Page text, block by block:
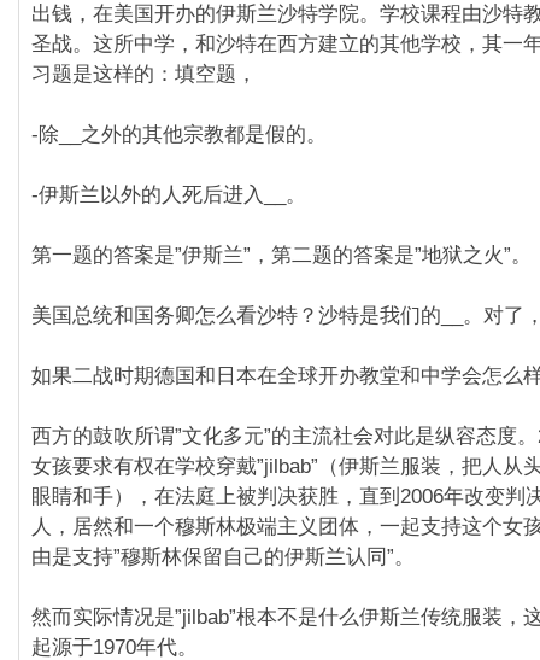
出钱，在美国开办的伊斯兰沙特学院。学校课程由沙特
圣战。这所中学，和沙特在西方建立的其他学校，其一
习题是这样的：填空题，
-除__之外的其他宗教都是假的。
-伊斯兰以外的人死后进入__。
第一题的答案是”伊斯兰”，第二题的答案是”地狱之火”。
美国总统和国务卿怎么看沙特？沙特是我们的__。对了
如果二战时期德国和日本在全球开办教堂和中学会怎么
西方的鼓吹所谓”文化多元”的主流社会对此是纵容态度
女孩要求有权在学校穿戴”jilbab”（伊斯兰服装，把人从
眼睛和手），在法庭上被判决获胜，直到2006年改变判
人，居然和一个穆斯林极端主义团体，一起支持这个女
由是支持”穆斯林保留自己的伊斯兰认同”。
然而实际情况是”jilbab”根本不是什么伊斯兰传统服装，
起源于1970年代。